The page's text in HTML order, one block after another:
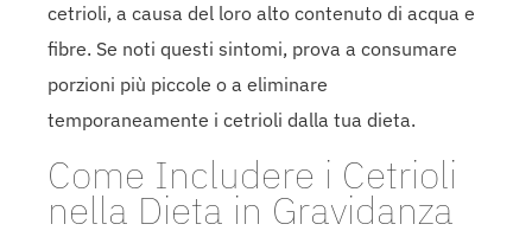
cetrioli, a causa del loro alto contenuto di acqua e
fibre. Se noti questi sintomi, prova a consumare
porzioni più piccole o a eliminare
temporaneamente i cetrioli dalla tua dieta.
Come Includere i Cetrioli
nella Dieta in Gravidanza